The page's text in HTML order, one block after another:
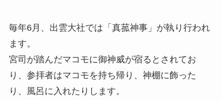
毎年6月、出雲大社では「真菰神事」が執り行われ
ます。
宮司が踏んだマコモに御神威が宿るとされてお
り、参拝者はマコモを持ち帰り、神棚に飾った
り、風呂に入れたりします。